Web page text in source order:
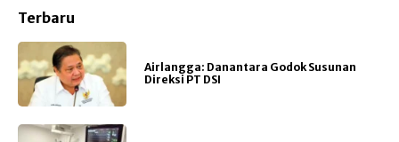
Terbaru
Airlangga: Danantara Godok Susunan
Direksi PT DSI